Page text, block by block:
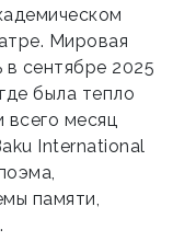
Мировая
в сентябре 2025
была тепло
всего месяц
International
памяти,